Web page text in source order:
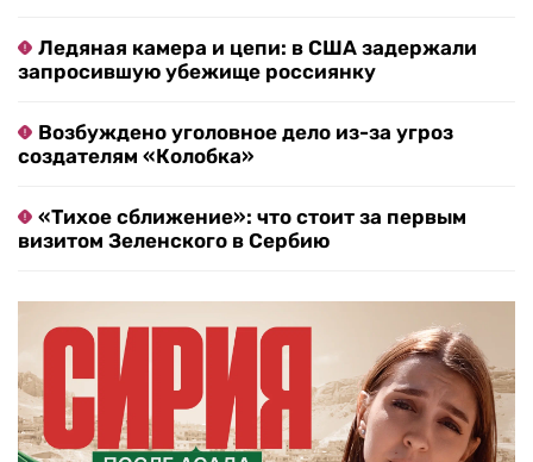
Ледяная камера и цепи: в США задержали
запросившую убежище россиянку
Возбуждено уголовное дело из-за угроз
создателям «Колобка»
«Тихое сближение»: что стоит за первым
визитом Зеленского в Сербию